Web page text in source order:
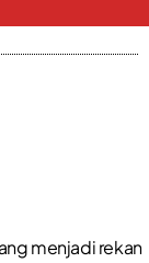
menjadi rekan